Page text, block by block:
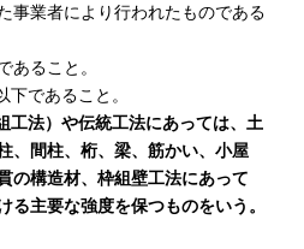
事業者により行われたものである
あること。
であること。
法）や伝統工法にあっては、土
、間柱、桁、梁、筋かい、小屋
の構造材、枠組壁工法にあって
る主要な強度を保つものをいう。